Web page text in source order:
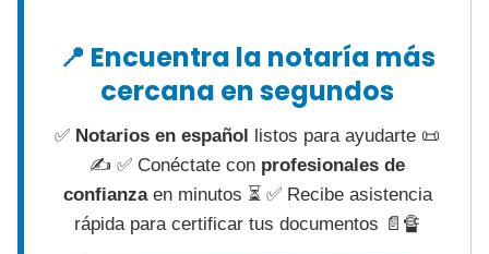
📍 Encuentra la notaría más
cercana en segundos
✅ Notarios en español listos para ayudarte 📜
✍ ✅ Conéctate con profesionales de
confianzaen minutos ⏳ ✅ Recibe asistencia
rápida para certificar tus documentos 📄🔏